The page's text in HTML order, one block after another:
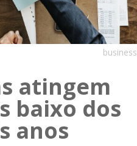
business
atingem
baixo dos
anos